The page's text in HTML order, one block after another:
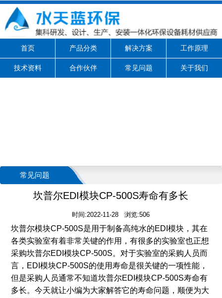
首页 产品分类 解决方案 工作原理
技术资料 合作伙伴 常见问题 关于我们
常见问题
坎普尔EDI模块CP-500S寿命有多长
时间:2022-11-28 浏览:506
坎普尔模块CP-500S是用于制备高纯水的EDI模块，其在
各类实验室有着非常关键的作用，有很多的实验室也正想
采购坎普尔EDI模块CP-500S。对于实验室的采购人员而
言，EDI模块CP-500S的使用寿命是很关键的一项性能，
但是采购人员通常不知道坎普尔EDI模块CP-500S寿命有
多长。今天就让小编为大家解答它的寿命问题，顺便为大